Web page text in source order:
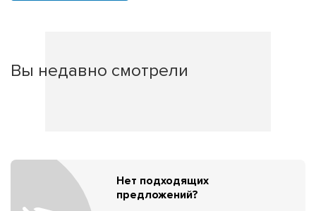
Вы недавно смотрели
Нет подходящих
предложений?